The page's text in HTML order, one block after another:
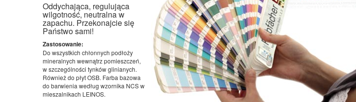
Oddychająca, regulująca
wilgotność, neutralna w
zapachu. Przekonajcie się
Państwo sami!
Zastosowanie:
Do wszystkich chłonnych podłoży
mineralnych wewnątrz pomieszczeń,
w szczególności tynków glinianych.
Również do płyt OSB. Farba bazowa
do barwienia według wzornika NCS w
mieszalnikach LEINOS.